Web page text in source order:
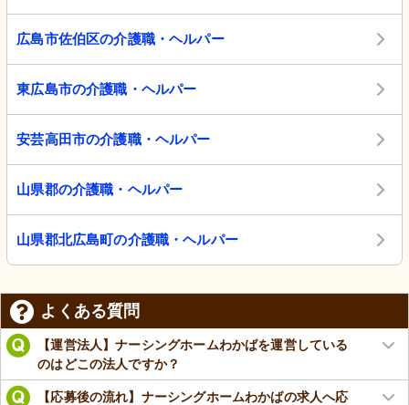
広島市佐伯区の介護職・ヘルパー
東広島市の介護職・ヘルパー
安芸高田市の介護職・ヘルパー
山県郡の介護職・ヘルパー
山県郡北広島町の介護職・ヘルパー
よくある質問
【運営法人】ナーシングホームわかばを運営している
のはどこの法人ですか？
【応募後の流れ】ナーシングホームわかばの求人へ応